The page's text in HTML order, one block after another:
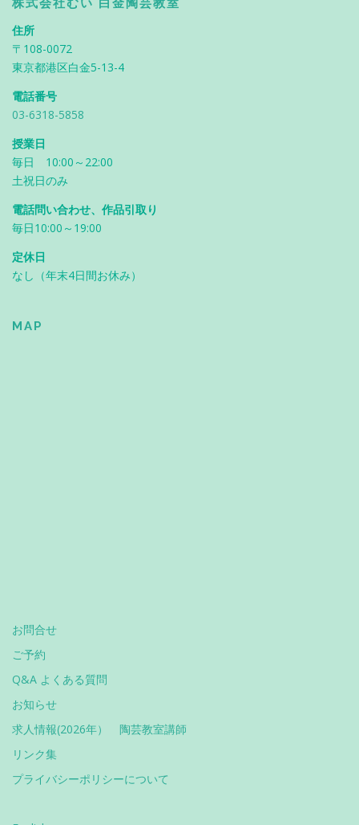
株式会社むい 白金陶芸教室
住所
〒108-0072
東京都港区白金5-13-4
電話番号
03-6318-5858
授業日
毎日 10:00～22:00
土祝日のみ
電話問い合わせ、作品引取り
毎日10:00～19:00
定休日
なし（年末4日間お休み）
MAP
お問合せ
ご予約
Q&A よくある質問
お知らせ
求人情報(2026年） 陶芸教室講師
リンク集
プライバシーポリシーについて